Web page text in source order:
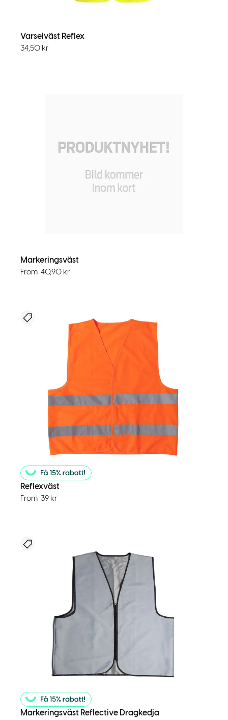
Varselväst Reflex
34,50 kr
Markeringsväst
From 40,90 kr
Reflexväst
From 39 kr
Markeringsväst Reflective Dragkedja